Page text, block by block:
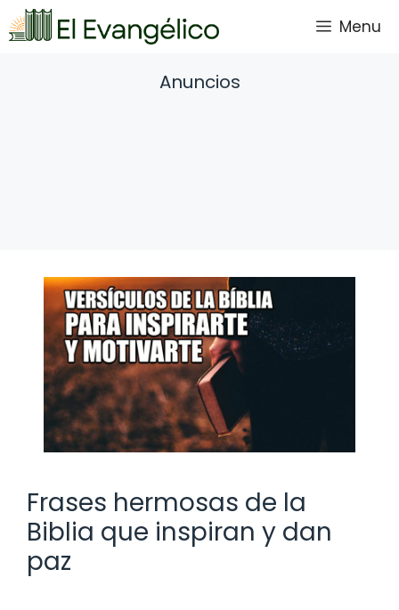
Saltar
al
Menu
Anuncios
Frases hermosas de la
Biblia que inspiran y dan
paz